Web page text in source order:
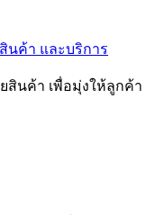
นค้า และบริการ
นค้า เพื่อมุ่งให้ลูกค้า